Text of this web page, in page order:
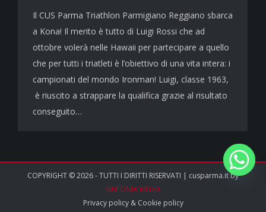
Il CUS Parma Triathlon Parmigiano Reggiano sbarca
a Kona! Il merito è tutto di Luigi Rossi che ad
ottobre volerà nelle Hawaii per partecipare a quello
che per tutti i triatleti è l’obiettivo di una vita intera: i
campionati del mondo Ironman! Luigi, classe 1963,
è riuscito a strappare la qualifica grazie al risultato
conseguito…
COPYRIGHT © 2026 - TUTTI I DIRITTI RISERVATI | cusparma.it by
SINFONIA MEDIA
Privacy policy& Cookie policy